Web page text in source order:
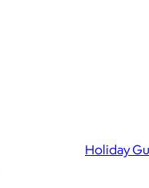
Holiday